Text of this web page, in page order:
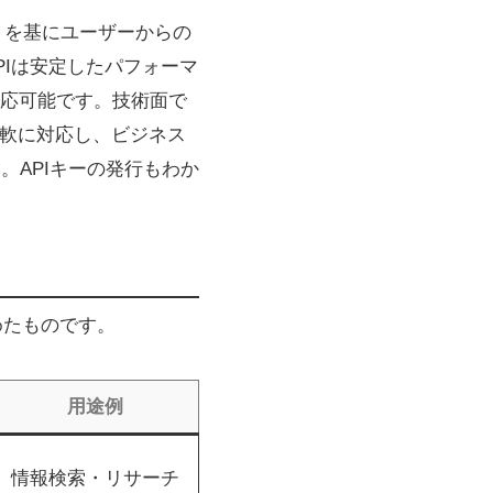
基にユーザーからの
は安定したパフォーマ
可能です。技術面で
に対応し、ビジネス
APIキーの発行もわか
ものです。
用途例
情報検索・リサーチ